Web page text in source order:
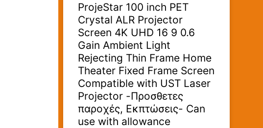
ProjeStar 100 inch PET
Crystal ALR Projector
Screen 4K UHD 16 9 0.6
Gain Ambient Light
Rejecting Thin Frame Home
Theater Fixed Frame Screen
Compatible with UST Laser
Projector -Προσθετες
παροχές, Εκπτώσεις- Can
use with allowance